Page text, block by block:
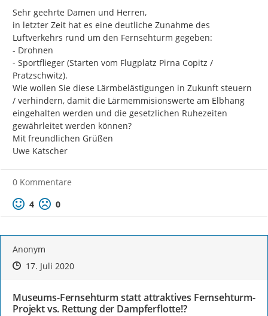
Sehr geehrte Damen und Herren,
in letzter Zeit hat es eine deutliche Zunahme des
Luftverkehrs rund um den Fernsehturm gegeben:
- Drohnen
- Sportflieger (Starten vom Flugplatz Pirna Copitz /
Pratzschwitz).
Wie wollen Sie diese Lärmbelästigungen in Zukunft steuern
/ verhindern, damit die Lärmemmisionswerte am Elbhang
eingehalten werden und die gesetzlichen Ruhezeiten
gewährleitet werden können?
Mit freundlichen Grüßen
Uwe Katscher
0 Kommentare
Positive Bewertung
4 Negative Bewertung
0
Anonym
Zeitpunkt des Erstellens
Zeitpunkt des Erstellens
17. Juli 2020Zur Äußerung
Museums-Fernsehturm statt attraktives Fernsehturm-
Projekt vs. Rettung der Dampferflotte!?